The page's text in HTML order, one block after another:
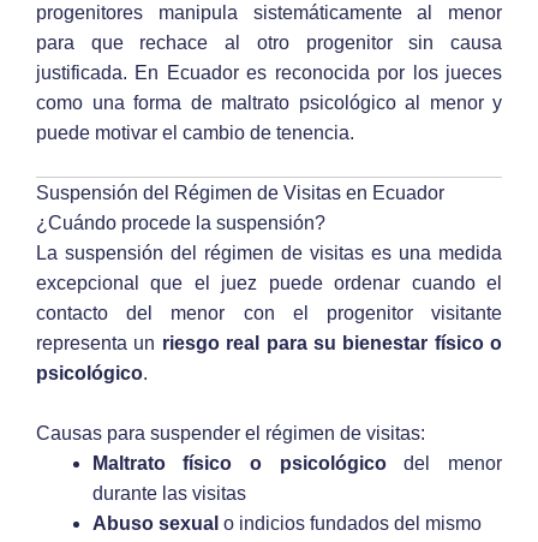
progenitores manipula sistemáticamente al menor
para que rechace al otro progenitor sin causa
justificada. En Ecuador es reconocida por los jueces
como una forma de maltrato psicológico al menor y
puede motivar el cambio de tenencia.
Suspensión del Régimen de Visitas en Ecuador
¿Cuándo procede la suspensión?
La suspensión del régimen de visitas es una medida
excepcional que el juez puede ordenar cuando el
contacto del menor con el progenitor visitante
representa un riesgo real para su bienestar físico o
psicológico.
Causas para suspender el régimen de visitas:
Maltrato físico o psicológicodel menor
durante las visitas
Abuso sexual o indicios fundados del mismo